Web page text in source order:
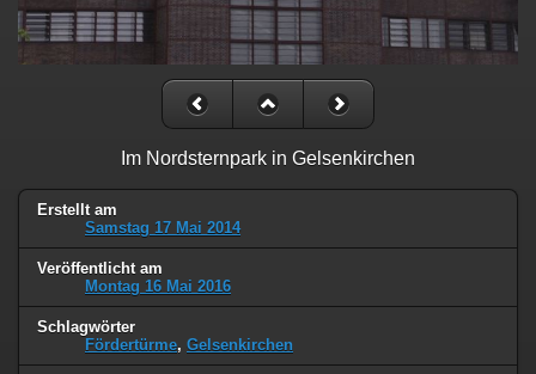
Im Nordsternpark in Gelsenkirchen
Erstellt am
Samstag 17 Mai 2014
Veröffentlicht am
Montag 16 Mai 2016
Schlagwörter
Fördertürme, Gelsenkirchen